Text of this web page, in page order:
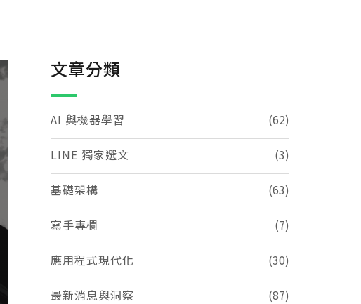
文章分類
AI 與機器學習 (62)
LINE 獨家選文 (3)
基礎架構 (63)
寫手專欄 (7)
應用程式現代化 (30)
最新消息與洞察 (87)